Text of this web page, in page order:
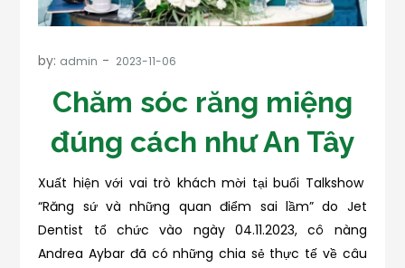
by: admin
Chăm sóc răng miệng
đúng cách như An Tây
Xuất hiện với vai trò khách mời tại buổi Talkshow
“Răng sứ và những quan điểm sai lầm” do Jet
Dentist tổ chức vào ngày 04.11.2023, cô nàng
Andrea Aybar đã có những chia sẻ thực tế về câu